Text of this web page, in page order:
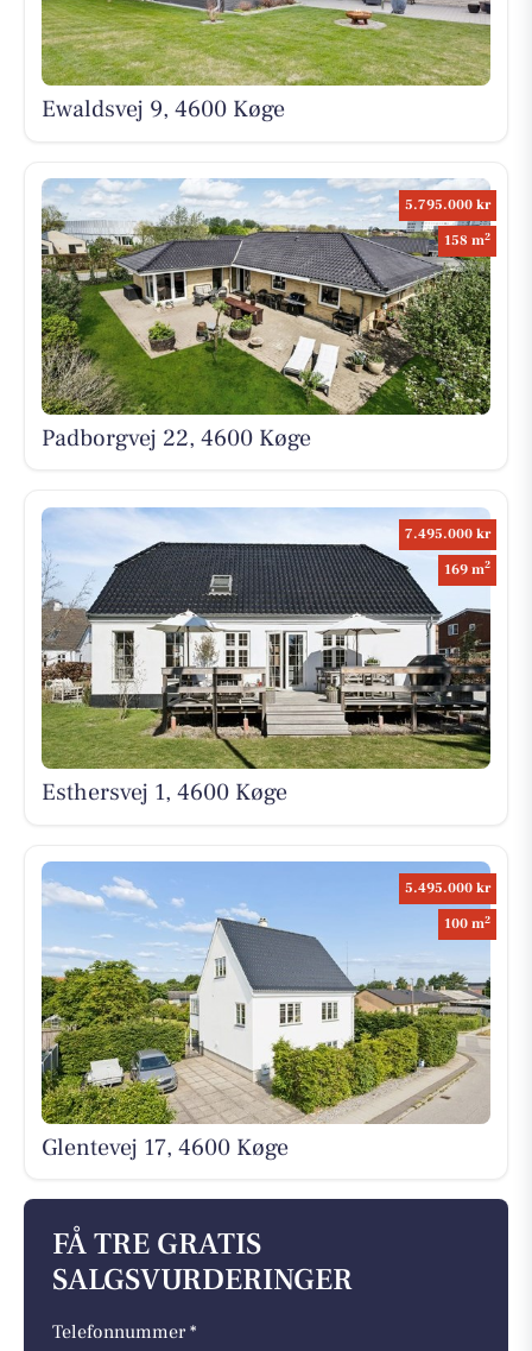
Ewaldsvej 9, 4600 Køge
5.795.000 kr
158 m2
Padborgvej 22, 4600 Køge
7.495.000 kr
169 m2
Esthersvej 1, 4600 Køge
5.495.000 kr
100 m2
Glentevej 17, 4600 Køge
FÅ TRE GRATIS
SALGSVURDERINGER
Telefonnummer *